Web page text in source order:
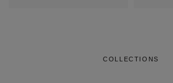
COLLECTIONS